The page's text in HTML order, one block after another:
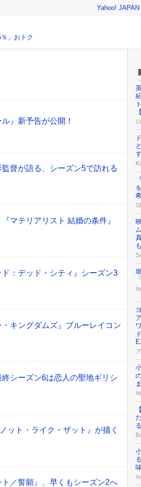
Yahoo! JAPAN
」おトク
』新予告が公開！
督が語る、シーズン5で訪れる
マテリアリスト 結婚の条件』
：デッド・シティ』シーズン3
キングダムズ』ブルーレイコン
シーズン6は恋人の聖地ギリシ
ット・ライク・ザット』が描く
／誓願』、早くもシーズン2へ
る